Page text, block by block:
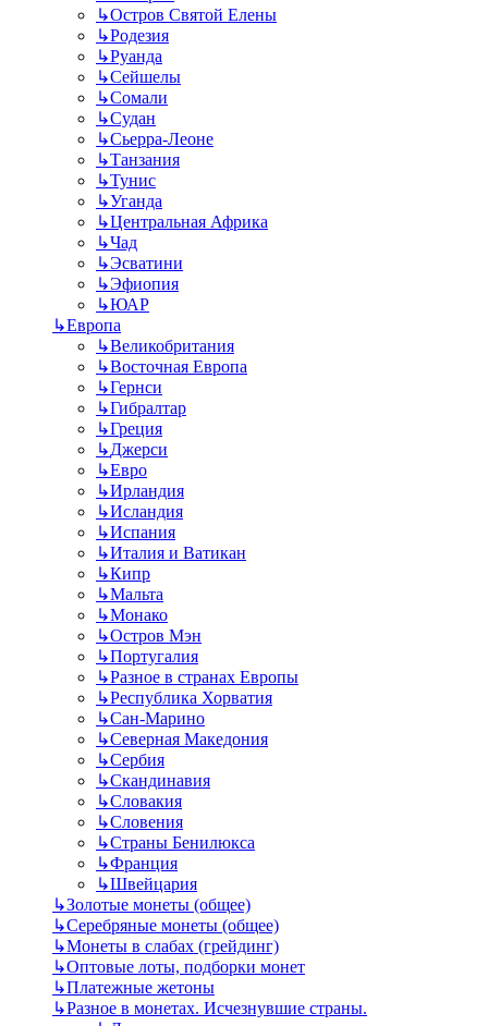
↳Остров Святой Елены
↳Родезия
↳Руанда
↳Сейшелы
↳Сомали
↳Судан
↳Сьерра-Леоне
↳Танзания
↳Тунис
↳Уганда
↳Центральная Африка
↳Чад
↳Эсватини
↳Эфиопия
↳ЮАР
↳Европа
↳Великобритания
↳Восточная Европа
↳Гернси
↳Гибралтар
↳Греция
↳Джерси
↳Евро
↳Ирландия
↳Исландия
↳Испания
↳Италия и Ватикан
↳Кипр
↳Мальта
↳Монако
↳Остров Мэн
↳Португалия
↳Разное в странах Европы
↳Республика Хорватия
↳Сан-Марино
↳Северная Македония
↳Сербия
↳Скандинавия
↳Словакия
↳Словения
↳Страны Бенилюкса
↳Франция
↳Швейцария
↳Золотые монеты (общее)
↳Серебряные монеты (общее)
↳Монеты в слабах (грейдинг)
↳Оптовые лоты, подборки монет
↳Платежные жетоны
↳Разное в монетах. Исчезнувшие страны.